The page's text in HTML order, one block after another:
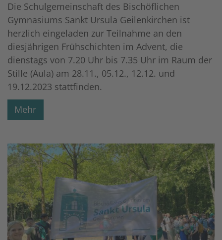
Die Schulgemeinschaft des Bischöflichen
Gymnasiums Sankt Ursula Geilenkirchen ist
herzlich eingeladen zur Teilnahme an den
diesjährigen Frühschichten im Advent, die
dienstags von 7.20 Uhr bis 7.35 Uhr im Raum der
Stille (Aula) am 28.11., 05.12., 12.12. und
19.12.2023 stattfinden.
Mehr